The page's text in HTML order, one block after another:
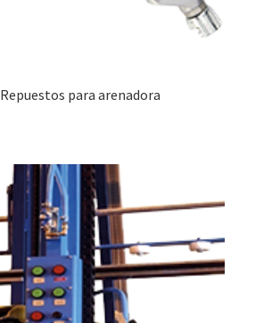
Repuestos para arenadora